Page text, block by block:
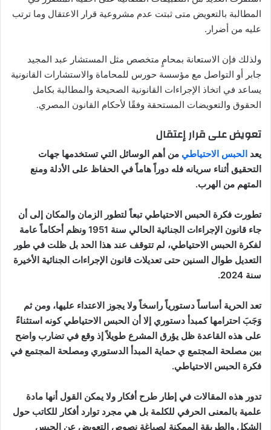
المطالبة بالتعويض متى ثبتت عدم مشروعية قرار الاعتقال وما ترتب
عليه من أضرار.
ولذلك فإن الاستعانة بمحامٍ متخصص مثل المستشار عبد المجيد
جابر أو التواصل مع مؤسسة حورس للمحاماة والاستشارات القانونية
يساعد في اتخاذ الإجراءات القانونية الصحيحة والمطالبة بكامل
الحقوق والتعويضات المستحقة وفقًا لأحكام القانون المصري.
تعويض على قرار إعتقال
يعد الحبس الاحتياطي من أهم الوسائل التي تستخدمها جهات
التحقيق أثناء سريانه فله دوراً هاماً في الحفاظ على الأدلة ومنع
المتهم من الهرب.
تطورت فكرة الحبس الاحتياطي تبعاً لتطور الزمان والمكان إلى أن
جاء قانون الإجراءات الجنائية الحالي سنة 1951 ونظم أحكاماً عامة
لفكرة الحبس الاحتياطي، لم تتوقف عند هذا الحد بل ظلت في طور
التعديل طوال السنين حتى تعديلات قانون الإجراءات الجنائية الأخيرة
سنة 2024.
تعد الحرية أساساً دستورياً راسخاً ولا يجوز الاعتداء عليها، ومن ثم
وَجَبَ احترامها كمبدأ دستوري إلا أن الحبس الاحتياطي كونه استثناءً
على هذه القاعدة ظل يؤرق المشرع طويلاً إذ وقع في تضارب واضح
بين مصلحة المجتمع ي حماية المبدأ الدستوري ومصلحة المجتمع في
فكرة الحبس الاحتياطي.
تدور هذه المقالات في إطار طرح أفكار ولا يمكن القول أنها مادة
علمية بالمعنى الحرفي للكلمة بل هي مجرد توارد أفكار للكاتب حول
الشكل والطريقة الممكنة لصياغة نصوص التعويض عن الحبس